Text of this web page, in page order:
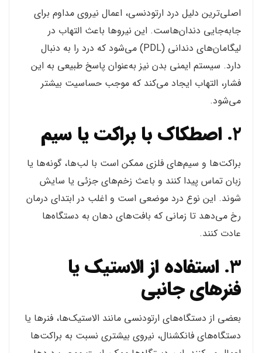
اصلی‌ترین دلیل درد ارتودنسی، اعمال نیروی مداوم برای
جابه‌جایی دندان‌هاست. این نیروها باعث التهاب در
لیگامان‌های دندانی (PDL) می‌شود که درد را به دنبال
دارد. سیستم ایمنی بدن نیز به‌عنوان پاسخ طبیعی به این
فشار، التهاب ایجاد می‌کند که موجب حساسیت بیشتر
می‌شود.
۲. اصطکاک با براکت یا سیم
براکت‌ها و سیم‌های فلزی ممکن است با لب‌ها، گونه‌ها یا
زبان تماس پیدا کنند و باعث زخم‌های جزئی یا سایش
شوند. این نوع درد موضعی است و اغلب در ابتدای درمان
رخ می‌دهد تا زمانی که بافت‌های دهان به دستگاه‌ها
عادت کنند.
۳. استفاده از الاستیک یا
فنرهای جانبی
بعضی از دستگاه‌های ارتودنسی مانند الاستیک‌ها، فنرها یا
دستگاه‌های فانکشنال، نیروی بیشتری نسبت به براکت‌ها